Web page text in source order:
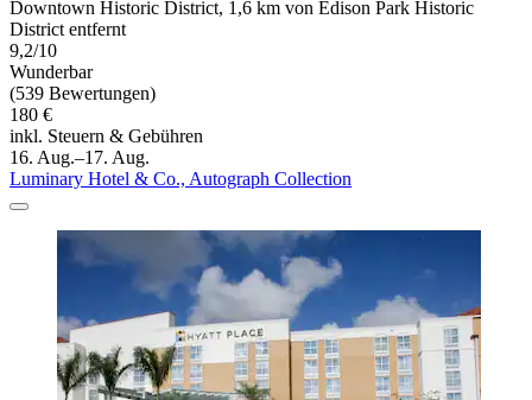
Downtown Historic District, 1,6 km von Edison Park Historic
District entfernt
9,2/10
Wunderbar
(539 Bewertungen)
180 €
inkl. Steuern & Gebühren
16. Aug.–17. Aug.
Luminary Hotel & Co., Autograph Collection